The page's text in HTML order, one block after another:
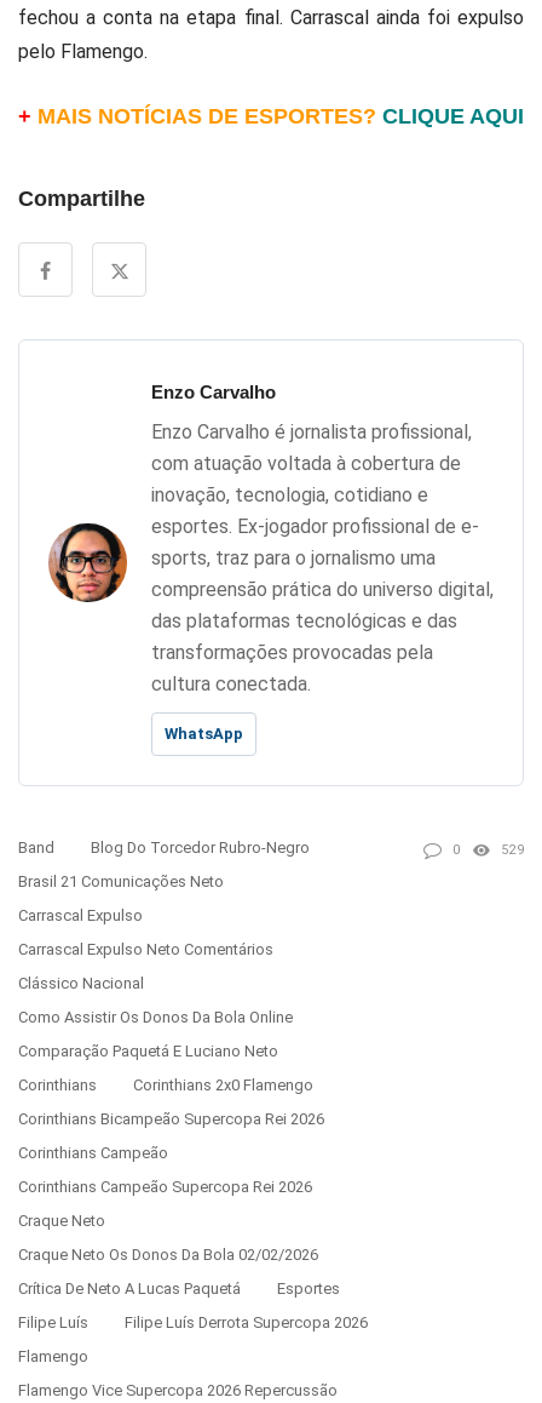
fechou a conta na etapa final. Carrascal ainda foi expulso
pelo Flamengo.
+ MAIS NOTÍCIAS DE ESPORTES? CLIQUE AQUI
Compartilhe
Enzo Carvalho
Enzo Carvalho é jornalista profissional,
com atuação voltada à cobertura de
inovação, tecnologia, cotidiano e
esportes. Ex-jogador profissional de e-
sports, traz para o jornalismo uma
compreensão prática do universo digital,
das plataformas tecnológicas e das
transformações provocadas pela
cultura conectada.
WhatsApp
Band
Blog Do Torcedor Rubro-Negro
Brasil 21 Comunicações Neto
Carrascal Expulso
Carrascal Expulso Neto Comentários
Clássico Nacional
Como Assistir Os Donos Da Bola Online
Comparação Paquetá E Luciano Neto
Corinthians
Corinthians 2x0 Flamengo
Corinthians Bicampeão Supercopa Rei 2026
Corinthians Campeão
Corinthians Campeão Supercopa Rei 2026
Craque Neto
Craque Neto Os Donos Da Bola 02/02/2026
Crítica De Neto A Lucas Paquetá
Esportes
Filipe Luís
Filipe Luís Derrota Supercopa 2026
Flamengo
Flamengo Vice Supercopa 2026 Repercussão
0 529